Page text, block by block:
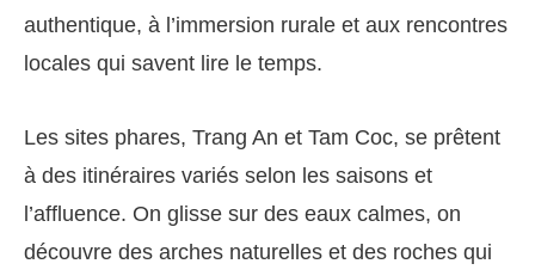
authentique, à l’immersion rurale et aux rencontres
locales qui savent lire le temps.
Les sites phares, Trang An et Tam Coc, se prêtent
à des itinéraires variés selon les saisons et
l’affluence. On glisse sur des eaux calmes, on
découvre des arches naturelles et des roches qui